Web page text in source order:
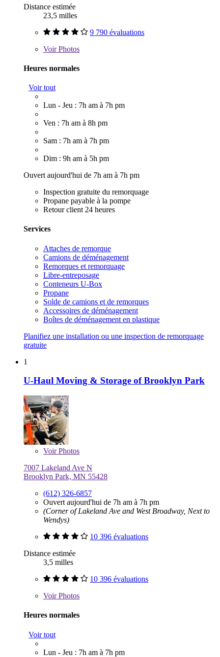
Distance estimée
23,5 milles
9 790 évaluations
VoirPhotos
Heures normales
Voir tout
Lun - Jeu : 7h am à 7h pm
Ven : 7h am à 8h pm
Sam : 7h am à 7h pm
Dim : 9h am à 5h pm
Ouvert aujourd'hui de 7h am à 7h pm
Inspection gratuite du remorquage
Propane payable à la pompe
Retour client 24 heures
Services
Attaches de remorque
Camions de déménagement
Remorques et remorquage
Libre-entreposage
Conteneurs U-Box
Propane
Solde de camions et de remorques
Accessoires de déménagement
Boîtes de déménagement en plastique
Planifiez une installation ou une inspection de remorquage
gratuite
1
U-Haul Moving & Storage of Brooklyn Park
VoirPhotos
7007 Lakeland Ave N
Brooklyn Park, MN 55428
(612) 326-6857
Ouvert aujourd'hui de 7h am à 7h pm
(Corner of Lakeland Ave and West Broadway, Next to
Wendys)
10 396 évaluations
Distance estimée
3,5 milles
10 396 évaluations
VoirPhotos
Heures normales
Voir tout
Lun - Jeu : 7h am à 7h pm